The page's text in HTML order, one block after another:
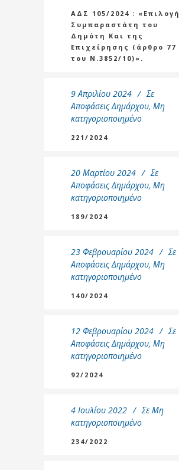
ΑΔΣ 105/2024 : «Επιλογή
Συμπαραστάτη του
Δημότη Και της
Επιχείρησης (άρθρο 77
του Ν.3852/10)».
9 Απριλίου 2024
Σε
Αποφάσεις Δημάρχου, Μη
κατηγοριοποιημένο
221/2024
20 Μαρτίου 2024
Σε
Αποφάσεις Δημάρχου, Μη
κατηγοριοποιημένο
189/2024
23 Φεβρουαρίου 2024
Σε
Αποφάσεις Δημάρχου, Μη
κατηγοριοποιημένο
140/2024
12 Φεβρουαρίου 2024
Σε
Αποφάσεις Δημάρχου, Μη
κατηγοριοποιημένο
92/2024
4 Ιουλίου 2022 Σε Μη
κατηγοριοποιημένο
234/2022